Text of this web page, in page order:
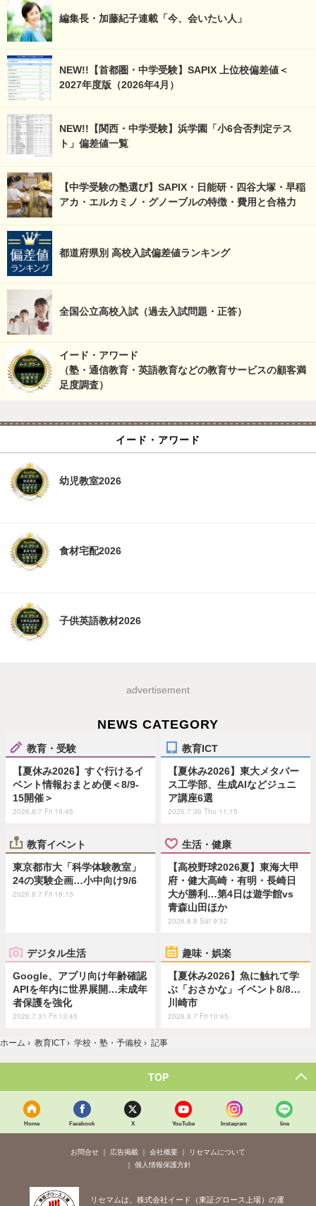
編集長・加藤紀子連載「今、会いたい人」
NEW!!【首都圏・中学受験】SAPIX 上位校偏差値＜
2027年度版（2026年4月）
NEW!!【関西・中学受験】浜学園「小6合否判定テス
ト」偏差値一覧
【中学受験の塾選び】SAPIX・日能研・四谷大塚・早稲
アカ・エルカミノ・グノーブルの特徴・費用と合格力
都道府県別 高校入試偏差値ランキング
全国公立高校入試（過去入試問題・正答）
イード・アワード
（塾・通信教育・英語教育などの教育サービスの顧客満
足度調査）
イード・アワード
幼児教室2026
食材宅配2026
子供英語教材2026
advertisement
NEWS CATEGORY
教育・受験
【夏休み2026】すぐ行けるイ
ベント情報おまとめ便＜8/9-
15開催＞
2026.8.7 Fri 19:45
教育ICT
【夏休み2026】東大メタバー
ス工学部、生成AIなどジュニ
ア講座6選
2026.7.30 Thu 11:15
教育イベント
東京都市大「科学体験教室」
24の実験企画…小中向け9/6
2026.8.7 Fri 18:15
生活・健康
【高校野球2026夏】東海大甲
府・健大高崎・有明・長崎日
大が勝利…第4日は遊学館vs
青森山田ほか
2026.8.8 Sat 9:52
デジタル生活
Google、アプリ向け年齢確認
APIを年内に世界展開…未成年
者保護を強化
2026.7.31 Fri 13:45
趣味・娯楽
【夏休み2026】魚に触れて学
ぶ「おさかな」イベント8/8…
川崎市
2026.8.7 Fri 10:45
ホーム › 教育ICT › 学校・塾・予備校 › 記事
TOP
Home Facebook X YouTube Instagram line
お問合せ 広告掲載 会社概要
リセマムについて
個人情報保護方針
リセマムは、株式会社イード（東証グロース上場）の運